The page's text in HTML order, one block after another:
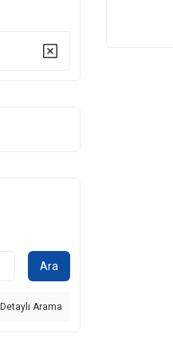
Ara
Detaylı Arama